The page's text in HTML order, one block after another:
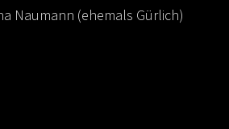
Naumann (ehemals Gürlich)